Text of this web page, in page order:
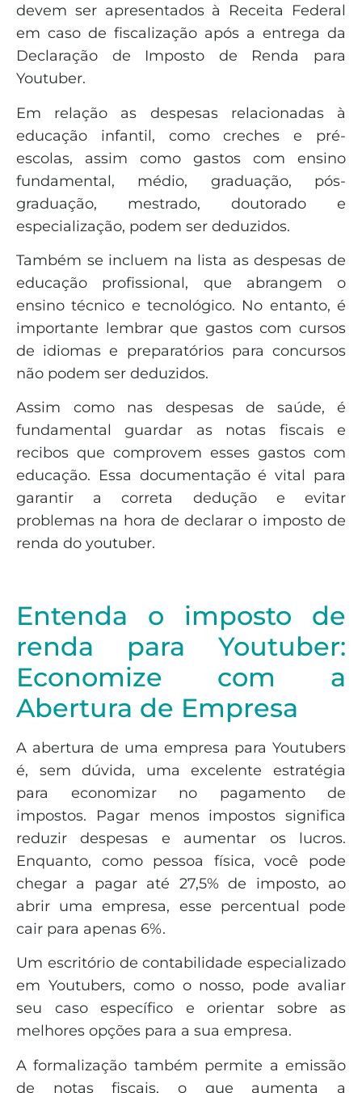
devem ser apresentados à Receita Federal
em caso de fiscalização após a entrega da
Declaração de Imposto de Renda para
Youtuber.
Em relação as despesas relacionadas à
educação infantil, como creches e pré-
escolas, assim como gastos com ensino
fundamental, médio, graduação, pós-
graduação, mestrado, doutorado e
especialização, podem ser deduzidos.
Também se incluem na lista as despesas de
educação profissional, que abrangem o
ensino técnico e tecnológico. No entanto, é
importante lembrar que gastos com cursos
de idiomas e preparatórios para concursos
não podem ser deduzidos.
Assim como nas despesas de saúde, é
fundamental guardar as notas fiscais e
recibos que comprovem esses gastos com
educação. Essa documentação é vital para
garantir a correta dedução e evitar
problemas na hora de declarar o imposto de
renda do youtuber.
Entenda o imposto de
renda para Youtuber:
Economize com a
Abertura de Empresa
A abertura de uma empresa para Youtubers
é, sem dúvida, uma excelente estratégia
para economizar no pagamento de
impostos. Pagar menos impostos significa
reduzir despesas e aumentar os lucros.
Enquanto, como pessoa física, você pode
chegar a pagar até 27,5% de imposto, ao
abrir uma empresa, esse percentual pode
cair para apenas 6%.
Um escritório de contabilidade especializado
em Youtubers, como o nosso, pode avaliar
seu caso específico e orientar sobre as
melhores opções para a sua empresa.
A formalização também permite a emissão
de notas fiscais, o que aumenta a